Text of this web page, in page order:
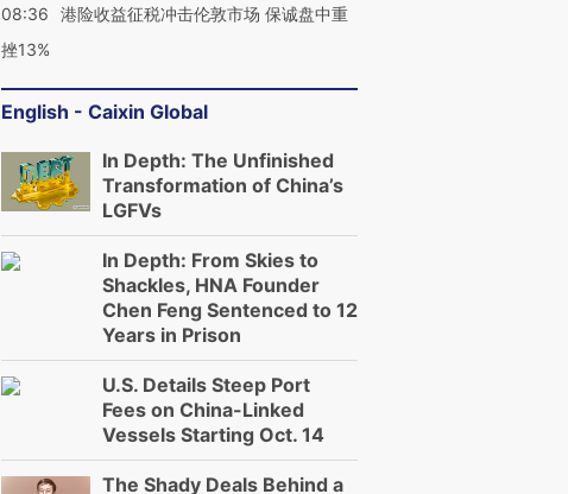
08:36
港险收益征税冲击伦敦市场 保诚盘中重
挫13%
English - Caixin Global
In Depth: The Unfinished
Transformation of China’s
LGFVs
In Depth: From Skies to
Shackles, HNA Founder
Chen Feng Sentenced to 12
Years in Prison
U.S. Details Steep Port
Fees on China-Linked
Vessels Starting Oct. 14
The Shady Deals Behind a